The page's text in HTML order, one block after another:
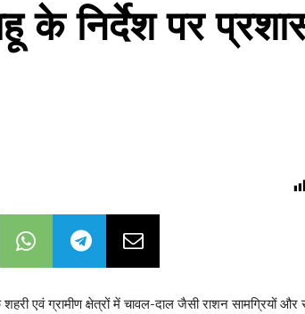
के निर्देश पर
एवं ग्रामीण क्षेत्रों में चावल-दाल जैसी राशन सामग्रियों और